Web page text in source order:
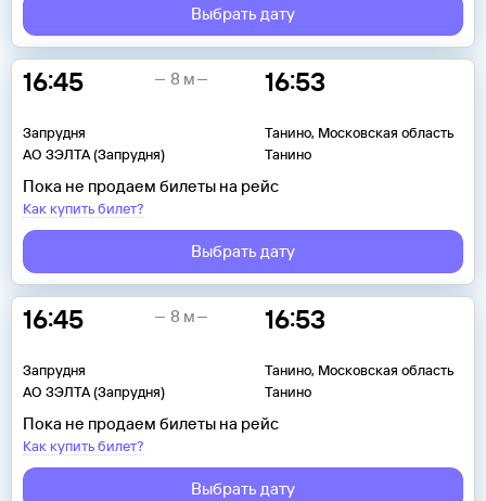
Выбрать дату
16:45
Запрудня
АО ЗЭЛТА (Запрудня)
16:53
Танино, Московская область
Танино
8 м
Пока не продаем билеты на рейс
Как купить билет?
Выбрать дату
16:45
Запрудня
АО ЗЭЛТА (Запрудня)
16:53
Танино, Московская область
Танино
8 м
Пока не продаем билеты на рейс
Как купить билет?
Выбрать дату